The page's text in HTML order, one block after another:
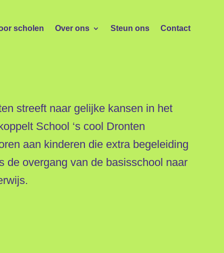
scholen Over ons Steun ons Contact
streeft naar gelijke kansen in het
School ‘s cool Dronten
aan kinderen die extra begeleiding
de overgang van de basisschool naar